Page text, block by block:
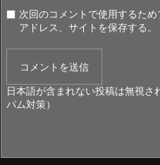
次回のコメントで使用するた
アドレス、サイトを保存する。
日本語が含まれない投稿は無視さ
パム対策）